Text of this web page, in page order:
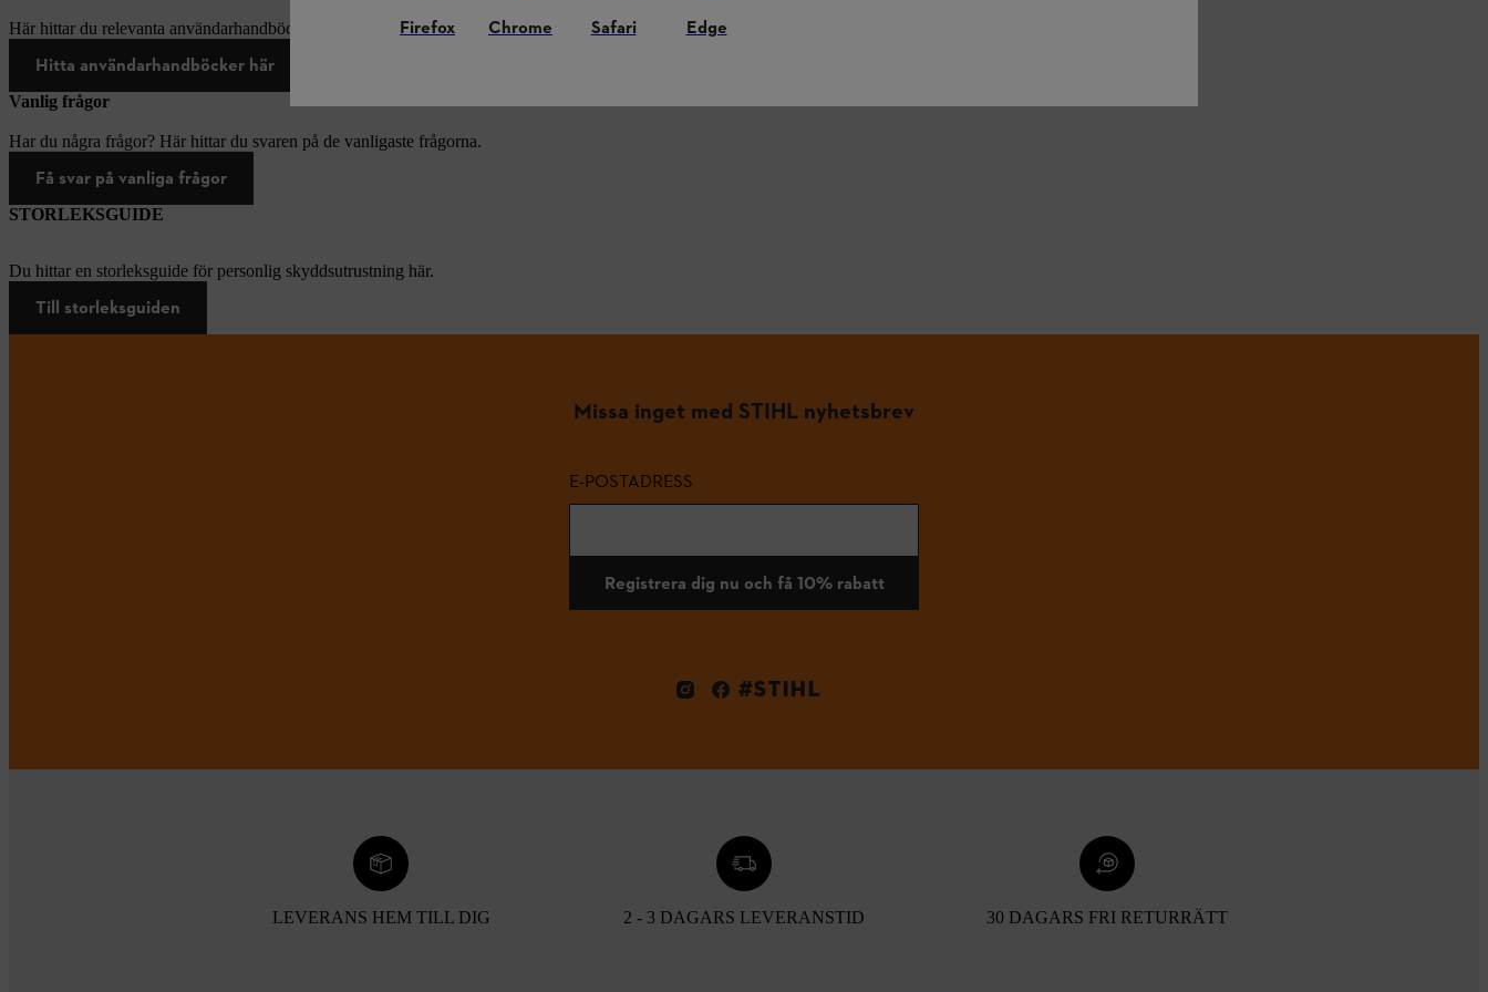
Här hittar du relevanta användarhandböcker för produkter från STIHL.
Hitta användarhandböcker här
Vanlig frågor
Har du några frågor? Här hittar du svaren på de vanligaste frågorna.
Få svar på vanliga frågor
STORLEKSGUIDE
Du hittar en storleksguide för personlig skyddsutrustning här.
Till storleksguiden
Missa inget med STIHL nyhetsbrev
E-POSTADRESS
Registrera dig nu och få 10% rabatt
#STIHL
LEVERANS HEM TILL DIG 2 - 3 DAGARS LEVERANSTID 30 DAGARS FRI RETURRÄTT
Firefox Chrome Safari Edge